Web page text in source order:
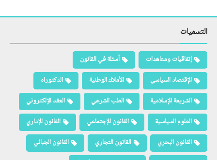
التسميات
إتفاقيات ومعاهدات
أسئلة في القانون
الإقتصاد السياسي
الأملاك الوطنية
الدكتوراه
الشريعة الإسلامية
الطب الشرعي
العقد الإلكتروني
العلوم السياسية
القانون الإجتماعي
القانون الإداري
القانون البحري
القانون التجاري
القانون الجبائي